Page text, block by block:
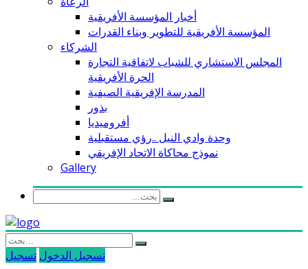
أخبار المؤسسة الأفريقية
المؤسسة الأفريقية للتطوير وبناء القدرات
الشركاء
المجلس الاستشاري للشباب لاتفاقية التجارة
الحرة الأفريقية
المدرسة الإفريقية الصيفية
بذور
أفروميديا
وحدة وادي النيل ..رؤي مستقبلية
نموذج محاكاة الاتحاد الإفريقي
Gallery
تسجيل الدخول تسجيل